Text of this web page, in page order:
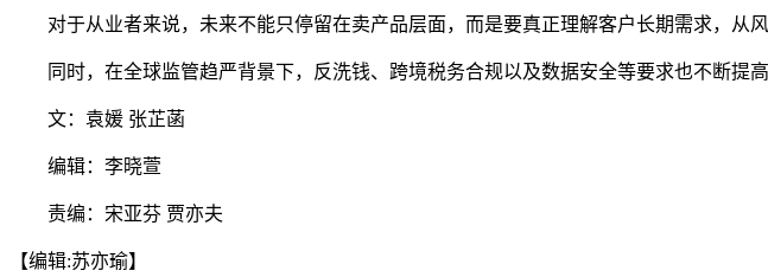
对于从业者来说，未来不能只停留在卖产品层面，而是要真正理解客户长期需求，从
同时，在全球监管趋严背景下，反洗钱、跨境税务合规以及数据安全等要求也不断提
文：袁媛 张芷菡
编辑：李晓萱
责编： 宋亚芬 贾亦夫
【编辑:苏亦瑜】